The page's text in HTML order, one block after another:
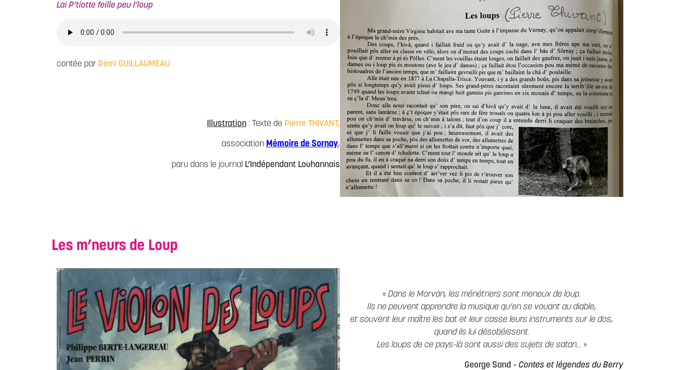
Lai P’tiotte feille peu l’loup
contée par Rémi GUILLAUMEAU
Illustration : Texte de Pierre THIVANT,
association Mémoire de Sornay,
paru dans le journal L’Indépendant Louhannais
Les m’neurs de Loup
« Dans le Morvan, les ménétriers sont meneux de loup.
Ils ne peuvent apprendre la musique qu’en se vouant au diable,
et souvent leur maître les bat et leur casse leurs instruments sur le dos,
quand ils lui désobéissent.
Les loups de ce pays-là sont aussi des sujets de satan… »
George Sand – Contes et légendes du Berry